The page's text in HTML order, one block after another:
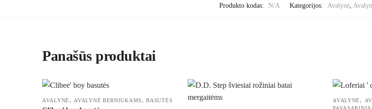
Produkto kodas: N/A Kategorijos: Avalynė,
Panašūs produktai
AVALYNĖ , AVALYNĖ BERNIUKAMS,BASUTĖS AVALYNĖ ,